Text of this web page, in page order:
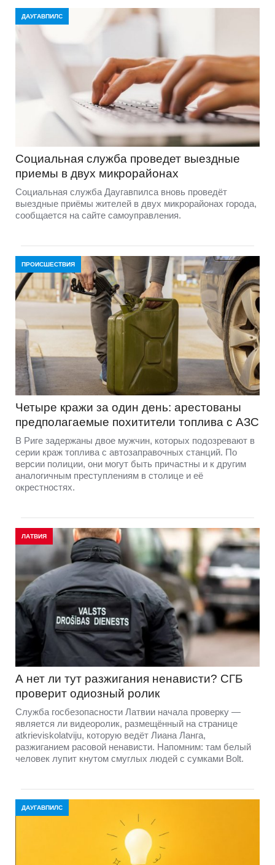
ДАУГАВПИЛС
Социальная служба проведет выездные
приемы в двух микрорайонах
Социальная служба Даугавпилса вновь проведёт
выездные приёмы жителей в двух микрорайонах города,
сообщается на сайте самоуправления.
ПРОИСШЕСТВИЯ
Четыре кражи за один день: арестованы
предполагаемые похитители топлива с АЗС
В Риге задержаны двое мужчин, которых подозревают в
серии краж топлива с автозаправочных станций. По
версии полиции, они могут быть причастны и к другим
аналогичным преступлениям в столице и её
окрестностях.
ЛАТВИЯ
А нет ли тут разжигания ненависти? СГБ
проверит одиозный ролик
Служба госбезопасности Латвии начала проверку —
является ли видеоролик, размещённый на странице
atkrieviskolatviju, которую ведёт Лиана Ланга,
разжиганием расовой ненависти. Напомним: там белый
человек лупит кнутом смуглых людей с сумками Bolt.
ДАУГАВПИЛС